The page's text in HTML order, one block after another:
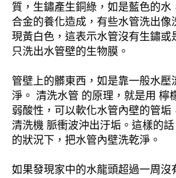
質，生鏽產生銅綠，如是藍色的水
合金的養化造成，有些水管洗出像
現黃白色，這表示水管沒有生鏽或
只洗出水管壁的生物膜。
管壁上的髒東西，如是靠一般水壓
淨。 清洗水管 的原理，就是用 檸
弱酸性，可以軟化水管內壁的管垢
清洗機 脈衝波沖出汙垢。這樣的
的狀況下，把水管內壁洗乾淨。
如果發現家中的水龍頭超過一周沒